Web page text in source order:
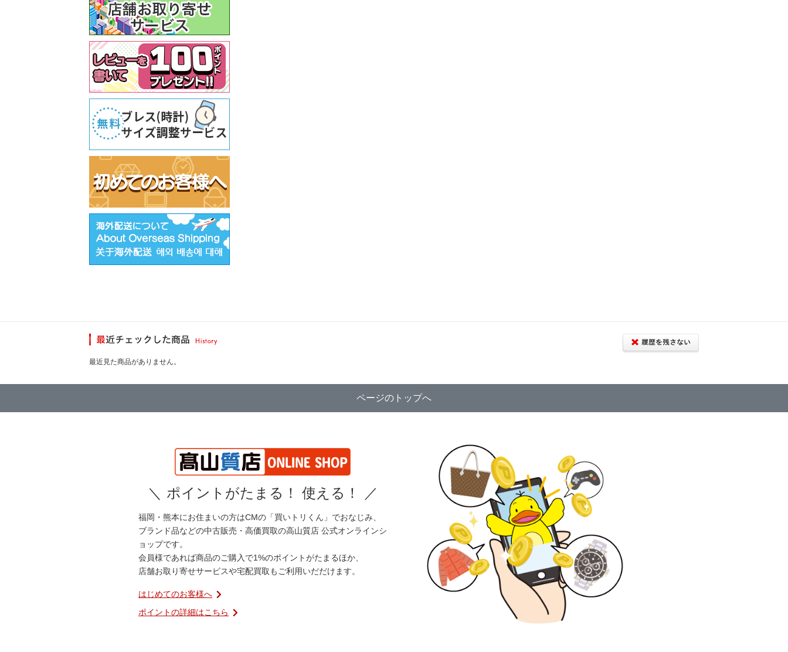
最近見た商品がありません。
ページのトップへ
＼ ポイントがたまる！ 使える！ ／
福岡・熊本にお住まいの方はCMの「買いトリくん」でおなじみ、
ブランド品などの中古販売・高価買取の高山質店 公式オンラインシ
ョップです。
会員様であれば商品のご購入で1%のポイントがたまるほか、
店舗お取り寄せサービスや宅配買取もご利用いだだけます。
はじめてのお客様へ
ポイントの詳細はこちら